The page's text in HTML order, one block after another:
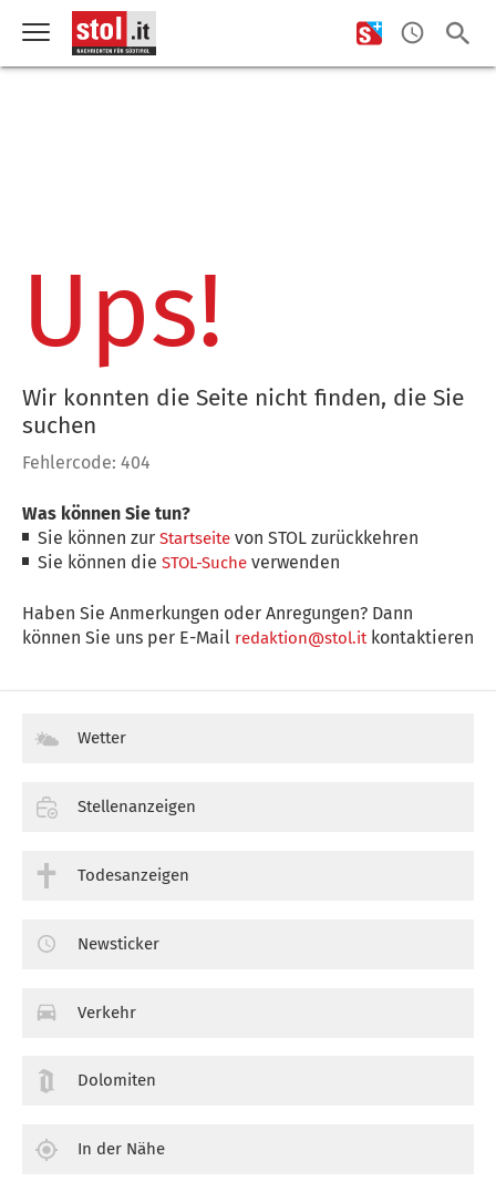
Ups!
Wir konnten die Seite nicht finden, die Sie
suchen
Fehlercode: 404
Was können Sie tun?
Sie können zurStartseite von STOL zurückkehren
Sie können dieSTOL-Suche verwenden
Haben Sie Anmerkungen oder Anregungen? Dann
können Sie uns per E-Mail redaktion@stol.itkontaktieren
Wetter
Stellenanzeigen
Todesanzeigen
Newsticker
Verkehr
Dolomiten
In der Nähe